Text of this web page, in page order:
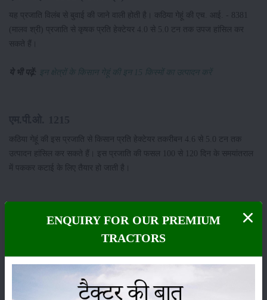
यह प्रजाति विलंब से बुवाई की जाने वाली होती है। कठिया गेहूं की एच. आई. - 8381
(मालव श्री) प्रजाति से कृषक प्रति हेक्टेयर 4.0 से 5.0 टन तक उपज हांसिल कर
सकते हैं।
ये भी पढ़ें: इन क्षेत्रों के किसान गेहूं की इन 15 किस्मों का उत्पादन करें
कठिया गेहूं की इस प्रजाति से किसान प्रति हेक्टेयर तकरीबन 4.6 से 5.0 टन तक
उत्पादन हांसिल कर सकते हैं। इस प्रजाति की फसल 100 से 120 दिन के समयांतराल
में पककर कटाई के लिए तैयार हो जाती है।
है। यह प्रजाति सिंचित इलाकों में भी शानदार पैदावार देने की भी क्षमता रखती है।
कठिया गेहूं की इस प्रजाति को मध्य भारत के कृषकों के द्वारा सर्वाधिक पैदा किया जाता
ENQUIRY FOR OUR PREMIUM
TRACTORS